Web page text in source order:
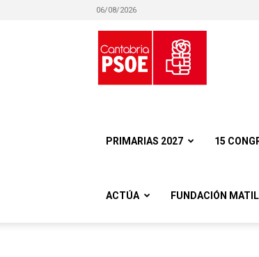
06/08/2026
PRIMARIAS 2027 15
ACTÚA FUNDACIÓN